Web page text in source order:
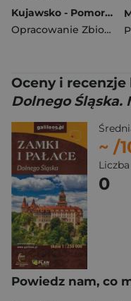
Kujawsko - Pomorskie Podróżownik mapa turystyczna 1:250 000
Opracowanie Zbiorowe
Oceny i recenzje
Dolnego Śląska.
~ /
0
Powiedz nam, co